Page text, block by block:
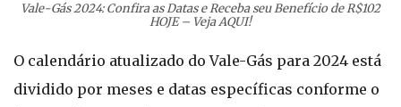
Vale-Gás 2024: Confira as Datas e Receba seu Benefício de R$102
HOJE – Veja AQUI!
O calendário atualizado do Vale-Gás para 2024 está
dividido por meses e datas específicas conforme o